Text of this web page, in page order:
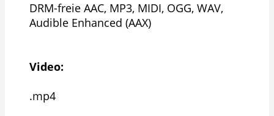
DRM-freie AAC, MP3, MIDI, OGG, WAV,
Audible Enhanced (AAX)
Video:
.mp4